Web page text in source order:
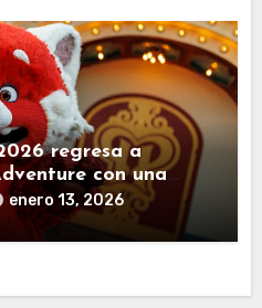
regresa a
con una
sabor y tradición
enero 13, 2026